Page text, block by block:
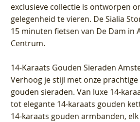
exclusieve collectie is ontworpen
gelegenheid te vieren. De Sialia
15 minuten fietsen van De Dam in
Centrum.
14-Karaats Gouden Sieraden
Verhoog je stijl met onze prachtige
gouden sieraden. Van luxe 14-
tot elegante 14-karaats gouden
14-karaats gouden armbanden,